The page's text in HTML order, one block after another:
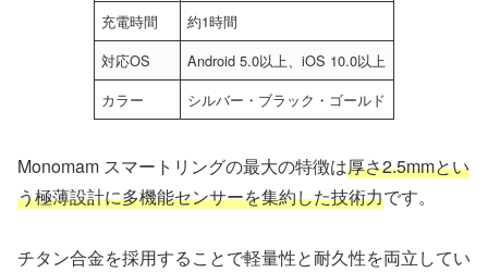
充電時間
約1時間
対応OS
Android 5.0以上、iOS 10.0以上
カラー
シルバー・ブラック・ゴールド
Monomam スマートリングの最大の特徴は厚さ2.5mmとい
う極薄設計に多機能センサーを集約した技術力です。
チタン合金を採用することで軽量性と耐久性を両立してい